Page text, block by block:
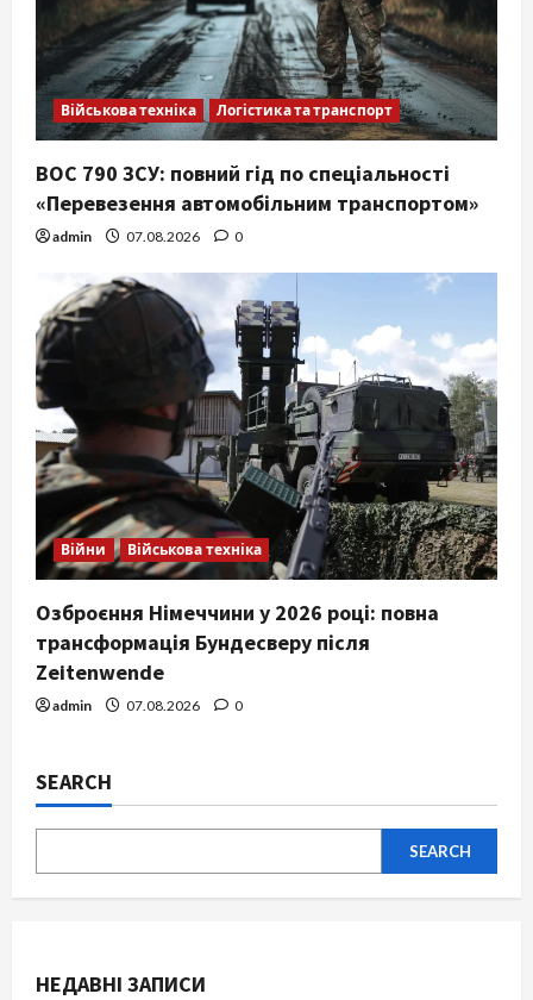
Військова техніка Логістика та транспорт
ВОС 790 ЗСУ: повний гід по спеціальності
«Перевезення автомобільним транспортом»
admin 07.08.2026 0
Війни Військова техніка
Озброєння Німеччини у 2026 році: повна
трансформація Бундесверу після
Zeitenwende
admin 07.08.2026 0
SEARCH
SEARCH
НЕДАВНІ ЗАПИСИ